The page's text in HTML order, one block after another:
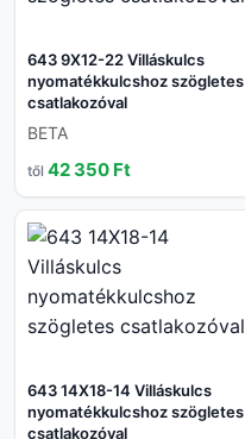
643 9X12-22 Villáskulcs
nyomatékkulcshoz szögletes
csatlakozóval
BETA
től 42 350 Ft
643 14X18-14 Villáskulcs
nyomatékkulcshoz szögletes
csatlakozóval